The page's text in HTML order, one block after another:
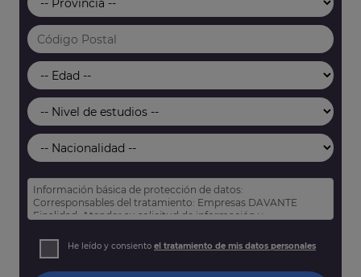
Información básica de protección de datos:
Corresponsables del tratamiento: Empresas DAVANTE
Finalidad: Atender su solicitud de información y
Derechos: Puede acceder, rectificar y suprimir sus datos,
así como otros derechos tal y como se explica en nuestra
He leído y consiento el tratamiento de mis datos personales